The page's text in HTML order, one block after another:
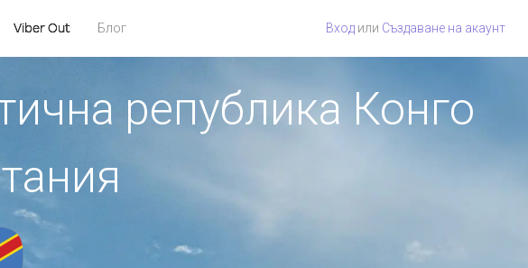
Viber Out Блог Вход или Създаване на акаунт
република Конго